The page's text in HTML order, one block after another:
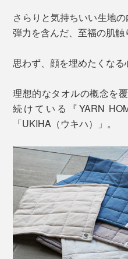
さらりと気持ちいい生地
弾力を含んだ、至福の肌触
思わず、顔を埋めたくなる
理想的なタオルの概念を
続けている『YARN
「UKIHA（ウキハ）」。